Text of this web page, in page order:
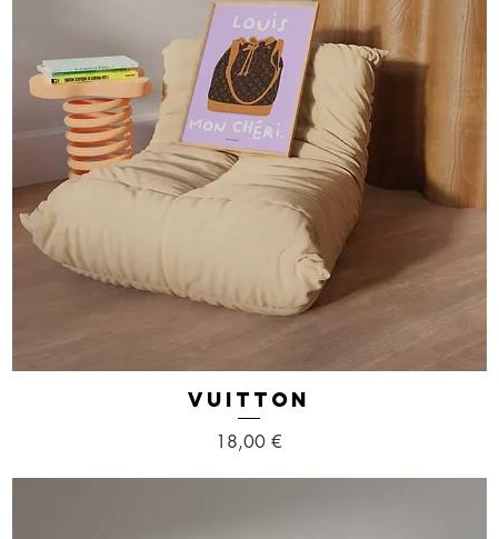
Aperçu rapide
VUITTON
Prix
18,00 €